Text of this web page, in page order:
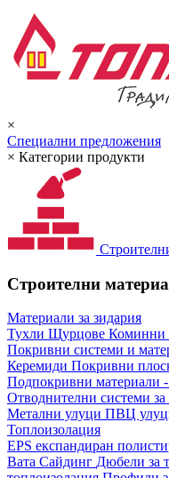
×
Специални предложения
× Категории продукти
Строителни
Материали за зидария
Тухли Щурцове Коминни
Покривни системи и
Керемиди Покривни
Подпокривни материали
Отводнителни системи
Метални улуци ПВЦ
Топлоизолация
EPS експандиран
Вата Сайдинг Дюбели за